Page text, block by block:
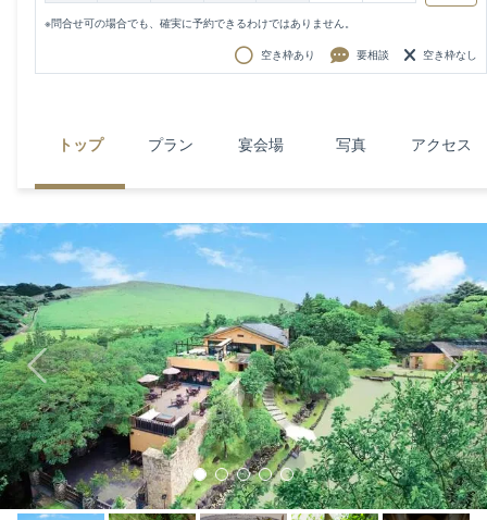
※問合せ可の場合でも、確実に予約できるわけではありません。
空き枠あり 要相談 空き枠なし
トップ プラン 宴会場 写真 アクセス
Previous Next